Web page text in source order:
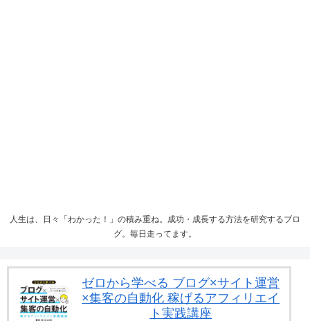
人生は、日々「わかった！」の積み重ね。成功・成長する方法を研究するブロ
グ。毎日走ってます。
ゼロから学べる ブログ×サイト運営
×集客の自動化 稼げるアフィリエイ
ト実践講座